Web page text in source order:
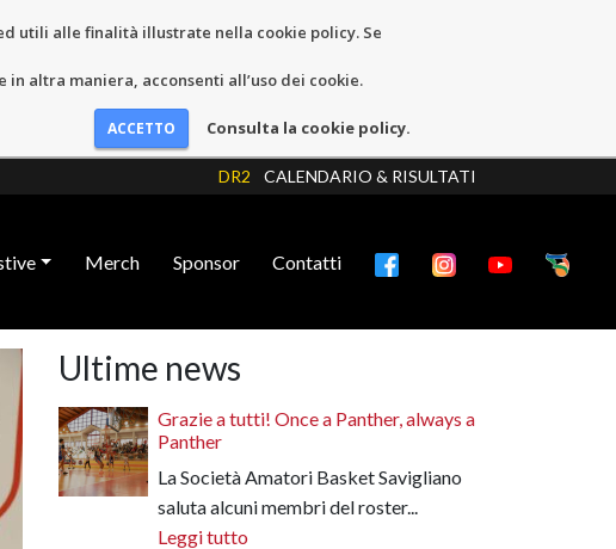
utili alle finalità illustrate nella cookie policy. Se
altra maniera, acconsenti all’uso dei cookie.
Consulta la cookie policy.
DR2 CALENDARIO & RISULTATI
Merch Sponsor Contatti
Ultime news
Grazie a tutti! Once a Panther, always a
Panther
La Società Amatori Basket Savigliano
saluta alcuni membri del roster...
Leggi tutto